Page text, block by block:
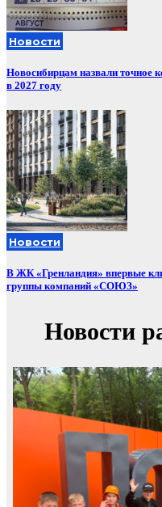
Новости
Новосибирцам назвали точное
в 2027 году
Новости
В ЖК «Гренландия» впервые
группы компаний «СОЮЗ»